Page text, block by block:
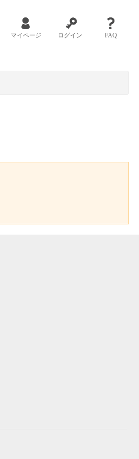
マイページ ログイン FAQ